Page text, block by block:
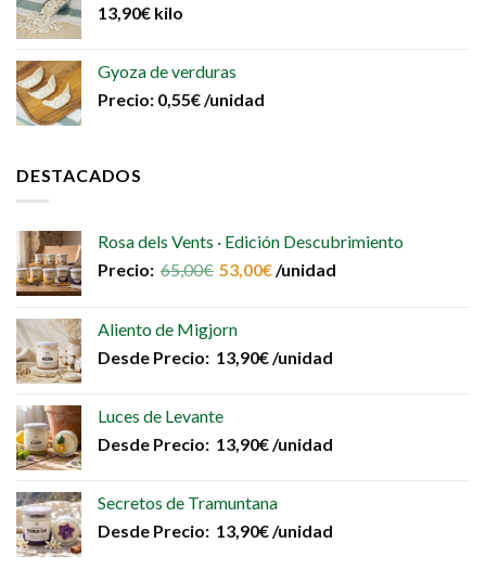
13,90€ kilo
Gyoza de verduras
Precio: 0,55€ /unidad
DESTACADOS
Rosa dels Vents · Edición Descubrimiento
Precio: 65,00€ 53,00€/unidad
Aliento de Migjorn
Desde Precio: 13,90€/unidad
Luces de Levante
Desde Precio: 13,90€/unidad
Secretos de Tramuntana
Desde Precio: 13,90€/unidad